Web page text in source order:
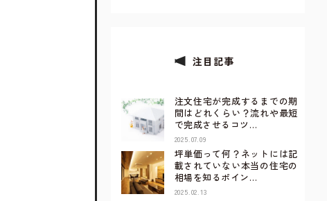
注目記事
注文住宅が完成するまでの期
間はどれくらい？流れや最短
で完成させるコツ…
2025.07.09
坪単価って何？ネットには記
載されていない本当の住宅の
相場を知るポイン…
2025.02.13